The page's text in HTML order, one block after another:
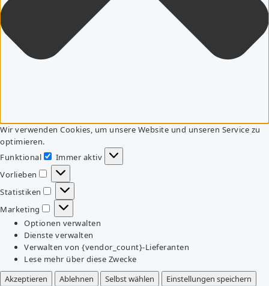
Wir verwenden Cookies, um unsere Website und unseren Service zu
optimieren.
Funktional
Funktional
Immer aktiv
Vorlieben
Vorlieben
Statistiken
Statistiken
Marketing
Marketing
Optionen verwalten
Dienste verwalten
Verwalten von {vendor_count}-Lieferanten
Lese mehr über diese Zwecke
Akzeptieren
Ablehnen Selbst wählen
Einstellungen speichern